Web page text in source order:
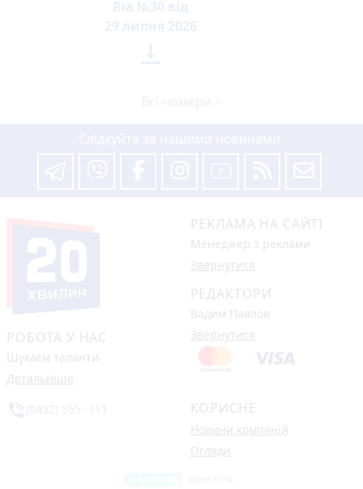
РОБОТА У НАС
Шукаєм таланти
Детальніше
РЕКЛАМА НА САЙТІ
Менеджер з реклами
Звернутися
РЕДАКТОРИ
Вадим Павлов
Звернутися
КОРИСНЕ
Новини компаній
Огляди